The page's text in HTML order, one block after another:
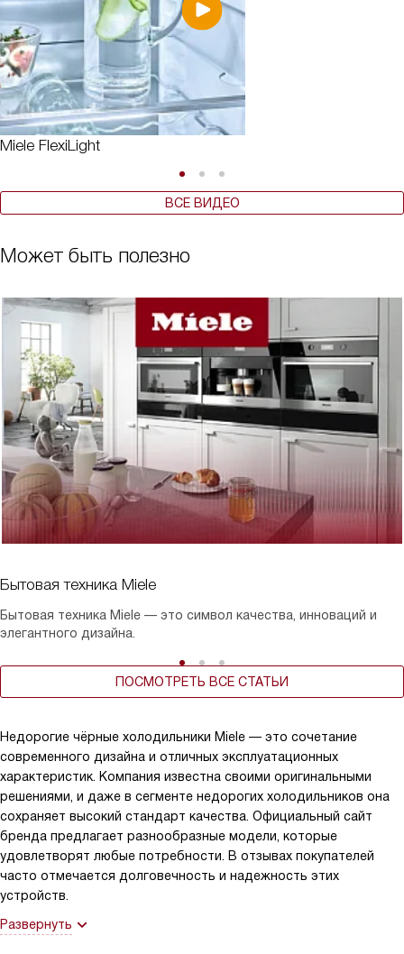
Miele FlexiLight
ВСЕ ВИДЕО
Может быть полезно
Бытовая техника Miele
Бытовая техника Miele — это символ качества, инноваций и
элегантного дизайна.
ПОСМОТРЕТЬ ВСЕ СТАТЬИ
Недорогие чёрные холодильники Miele — это сочетание
современного дизайна и отличных эксплуатационных
характеристик. Компания известна своими оригинальными
решениями, и даже в сегменте недорогих холодильников она
сохраняет высокий стандарт качества. Официальный сайт
бренда предлагает разнообразные модели, которые
удовлетворят любые потребности. В отзывах покупателей
часто отмечается долговечность и надежность этих
устройств.
Развернуть